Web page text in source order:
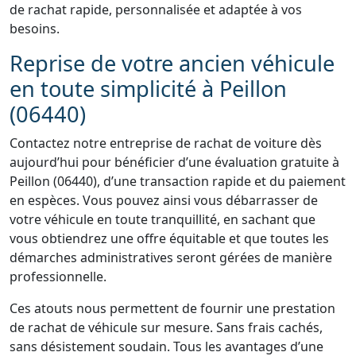
de rachat rapide, personnalisée et adaptée à vos
besoins.
Reprise de votre ancien véhicule
en toute simplicité à Peillon
(06440)
Contactez notre entreprise de rachat de voiture dès
aujourd’hui pour bénéficier d’une évaluation gratuite à
Peillon (06440), d’une transaction rapide et du paiement
en espèces. Vous pouvez ainsi vous débarrasser de
votre véhicule en toute tranquillité, en sachant que
vous obtiendrez une offre équitable et que toutes les
démarches administratives seront gérées de manière
professionnelle.
Ces atouts nous permettent de fournir une prestation
de rachat de véhicule sur mesure. Sans frais cachés,
sans désistement soudain. Tous les avantages d’une